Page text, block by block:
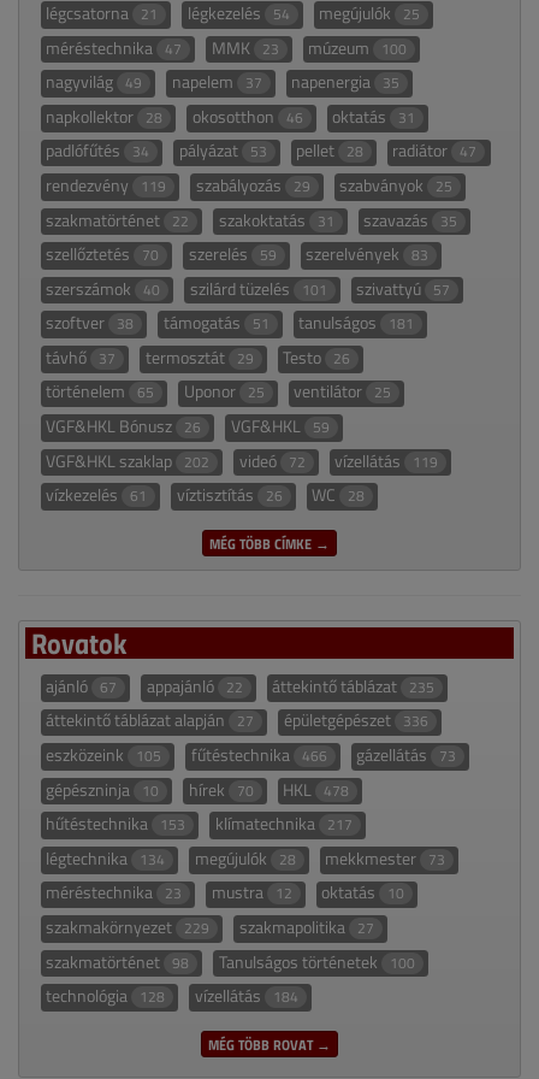
légcsatorna 21 légkezelés 54 megújulók 25
méréstechnika 47 MMK 23 múzeum 100
nagyvilág 49 napelem 37 napenergia 35
napkollektor 28 okosotthon 46 oktatás 31
padlófűtés 34 pályázat 53 pellet 28 radiátor 47
rendezvény 119 szabályozás 29 szabványok 25
szakmatörténet 22 szakoktatás 31 szavazás 35
szellőztetés 70 szerelés 59 szerelvények 83
szerszámok 40 szilárd tüzelés 101 szivattyú 57
szoftver 38 támogatás 51 tanulságos 181
távhő 37 termosztát 29 Testo 26
történelem 65 Uponor 25 ventilátor 25
VGF&HKL Bónusz 26 VGF&HKL 59
VGF&HKL szaklap 202 videó 72 vízellátás 119
vízkezelés 61 víztisztítás 26 WC 28
MÉG TÖBB CÍMKE →
Rovatok
ajánló 67 appajánló 22 áttekintő táblázat 235
áttekintő táblázat alapján 27 épületgépészet 336
eszközeink 105 fűtéstechnika 466 gázellátás 73
gépészninja 10 hírek 70 HKL 478
hűtéstechnika 153 klímatechnika 217
légtechnika 134 megújulók 28 mekkmester 73
méréstechnika 23 mustra 12 oktatás 10
szakmakörnyezet 229 szakmapolitika 27
szakmatörténet 98 Tanulságos történetek 100
technológia 128 vízellátás 184
MÉG TÖBB ROVAT →